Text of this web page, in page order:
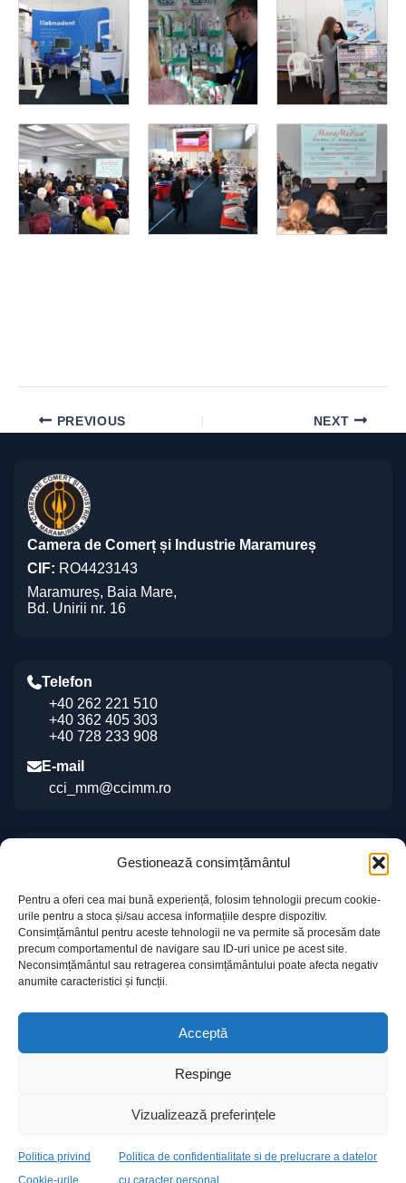
Gestionează consimțământul
Pentru a oferi cea mai bună experiență, folosim tehnologii precum cookie-
urile pentru a stoca și/sau accesa informațiile despre dispozitiv.
Consimțământul pentru aceste tehnologii ne va permite să procesăm date
precum comportamentul de navigare sau ID-uri unice pe acest site.
Neconsimțământul sau retragerea consimțământului poate afecta negativ
anumite caracteristici și funcții.
Acceptă
Respinge
Vizualizează preferințele
Politica privind
Cookie-urile
Politica de confidentialitate si de prelucrare a datelor
cu caracter personal
PREVIOUS NEXT
Camera de Comerț și Industrie Maramureș
CIF: RO4423143
Maramureș, Baia Mare,
Bd. Unirii nr. 16
Telefon
+40 262 221 510
+40 362 405 303
+40 728 233 908
E-mail
cci_mm@ccimm.ro
Indicații de orientare
Centrul de Instruire și Marketing al CCI Maramureș
„Gheorghe Marcaș”
Informații utileContact
Powered by